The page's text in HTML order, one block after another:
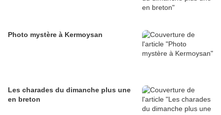
Photo mystère à Kermoysan
Les charades du dimanche plus une
en breton